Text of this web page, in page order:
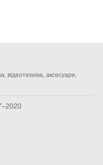
відеотехніка, аксесуари,